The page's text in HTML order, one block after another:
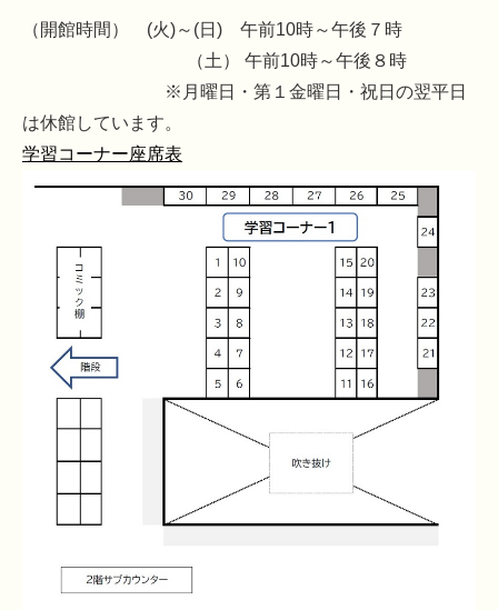
（開館時間） (火)～(日) 午前10時～午後７時
（土） 午前10時～午後８時
※月曜日・第１金曜日・祝日の翌平日
は休館しています。
学習コーナー座席表